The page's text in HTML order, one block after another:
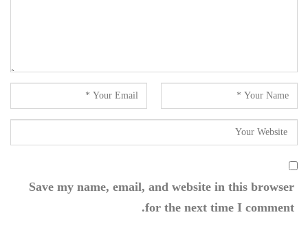
Save my name, email, and website in this browser
for the next time I comment.